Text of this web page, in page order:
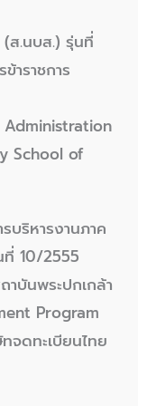
ส.นบส.) รุ่นที่
าราชการ
School of
บริหารงานภาค
ที่ 10/2555
าบันพระปกเกล้า
Program
จดทะเบียนไทย